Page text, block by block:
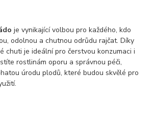
je vynikající volbou pro každého, kdo
odolnou a chutnou odrůdu rajčat. Díky
chuti je ideální pro čerstvou konzumaci i
rostlinám oporu a správnou péči,
úrodu plodů, které budou skvělé pro